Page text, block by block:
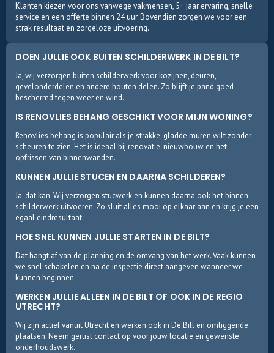
Klanten kiezen voor ons vanwege vakmensen, 5+ jaar ervaring, snelle
service en een offerte binnen 24 uur. Bovendien zorgen we voor een
strak resultaat en zorgeloze uitvoering.
DOEN JULLIE OOK BUITEN SCHILDERWERK IN DE BILT?
Ja, wij verzorgen buiten schilderwerk voor kozijnen, deuren,
gevelonderdelen en andere houten delen. Zo blijft je pand goed
beschermd tegen weer en wind.
IS RENOVLIES BEHANG GESCHIKT VOOR MIJN WONING?
Renovlies behang is populair als je strakke, gladde muren wilt zonder
scheuren te zien. Het is ideaal bij renovatie, nieuwbouw en het
opfrissen van binnenwanden.
KUNNEN JULLIE STUCEN EN DAARNA SCHILDEREN?
Ja, dat kan. Wij verzorgen stucwerk en kunnen daarna ook het binnen
schilderwerk uitvoeren. Zo sluit alles mooi op elkaar aan en krijg je een
egaal eindresultaat.
HOE SNEL KUNNEN JULLIE STARTEN IN DE BILT?
Dat hangt af van de planning en de omvang van het werk. Vaak kunnen
we snel schakelen en na de inspectie direct aangeven wanneer we
kunnen beginnen.
WERKEN JULLIE ALLEEN IN DE BILT OF OOK IN DE REGIO
UTRECHT?
Wij zijn actief vanuit Utrecht en werken ook in De Bilt en omliggende
plaatsen. Neem gerust contact op voor jouw locatie en gewenste
onderhoudswerk.